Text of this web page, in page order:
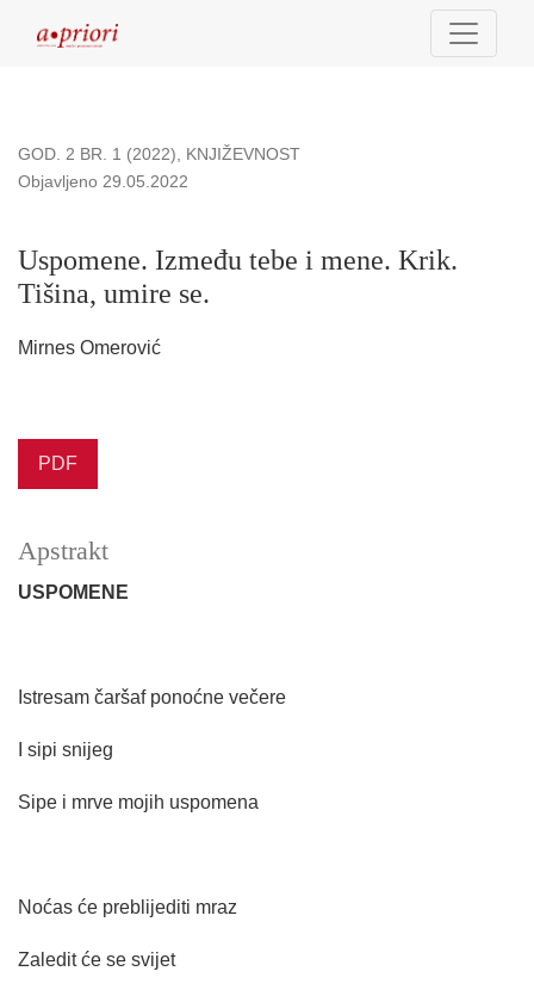
Uspomene. Između tebe i mene. Krik. Tišina, umire se.
GOD. 2 BR. 1 (2022), KNJIŽEVNOST
Uspomene. Između tebe i mene. Krik.
Tišina, umire se.
Objavljeno 29.05.2022
Mirnes Omerović
PDF
Apstrakt
USPOMENE
Istresam čaršaf ponoćne večere
I sipi snijeg
Sipe i mrve mojih uspomena
Noćas će preblijediti mraz
Zaledit će se svijet